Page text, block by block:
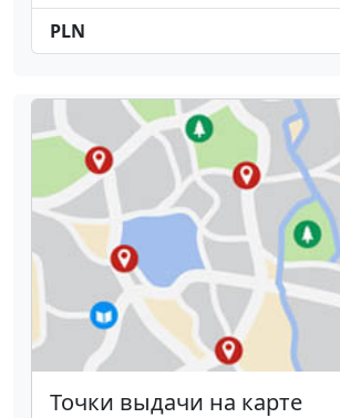
PLN
Точки выдачи на карте